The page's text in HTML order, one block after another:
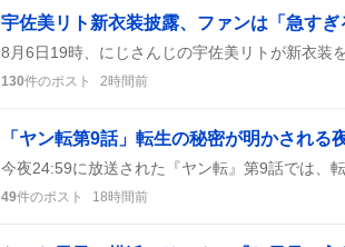
宇佐美リト新衣装披露、ファンは「急す
130件のポスト 2時間前
49件のポスト 18時間前